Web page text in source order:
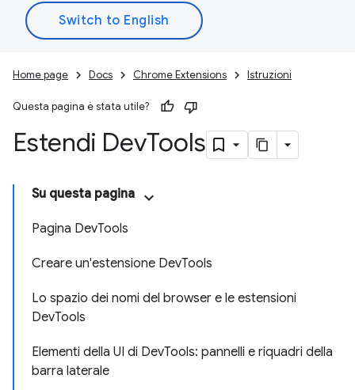
Home page Docs Chrome Extensions Istruzioni
Questa pagina è stata utile?
Estendi DevTools
Su questa pagina
Pagina DevTools
Creare un'estensione DevTools
Lo spazio dei nomi del browser e le estensioni
DevTools
Elementi della UI di DevTools: pannelli e riquadri della
barra laterale